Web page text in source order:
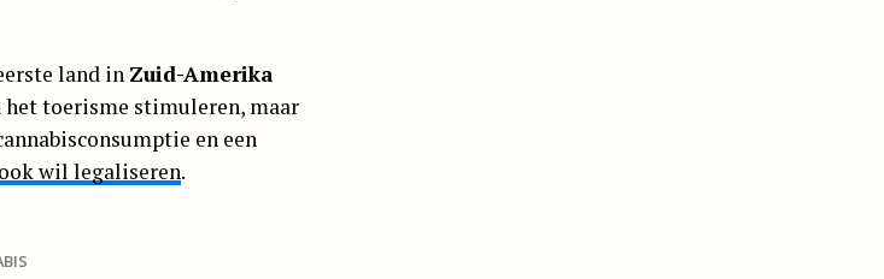
land in Zuid-Amerika
toerisme stimuleren, maar
en een
wil legaliseren.